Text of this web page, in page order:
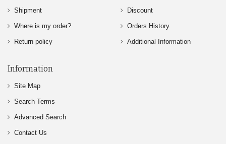
Shipment
Where is my order?
Return policy
Discount
Orders History
Additional Information
Information
Site Map
Search Terms
Advanced Search
Contact Us